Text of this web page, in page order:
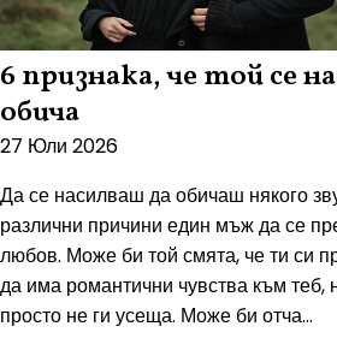
6 признака, че той се
обича
27 Юли 2026
Да се насилваш да обичаш някого
различни причини един мъж да се
любов. Може би той смята, че ти си
да има романтични чувства към теб,
просто не ги усеща. Може би отча...